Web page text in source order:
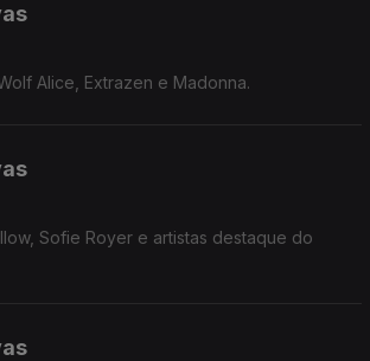
Alice, Extrazen e Madonna.
Sofie Royer e artistas destaque do